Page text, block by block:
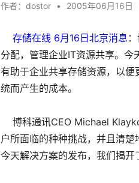
作者： dostor • 2005年06月16日
存储在线 6月16日北京消息
分配，管理企业IT资源共享。
有助于企业共享存储资源，以
统而产生的成本。
博科通讯CEO Michael
户所面临的种种挑战，并且清
今天解决方案的发布，我们揭